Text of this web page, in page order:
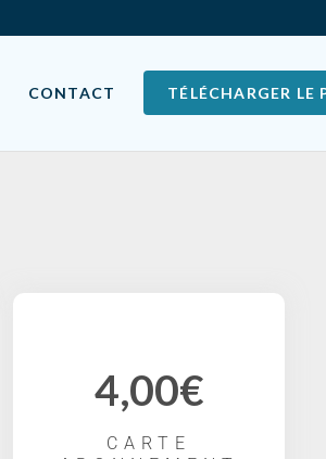
CONTACT TÉLÉCHARGER LE
4,00€
CARTE